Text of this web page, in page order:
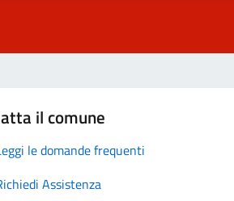
il comune
le domande frequenti
Assistenza